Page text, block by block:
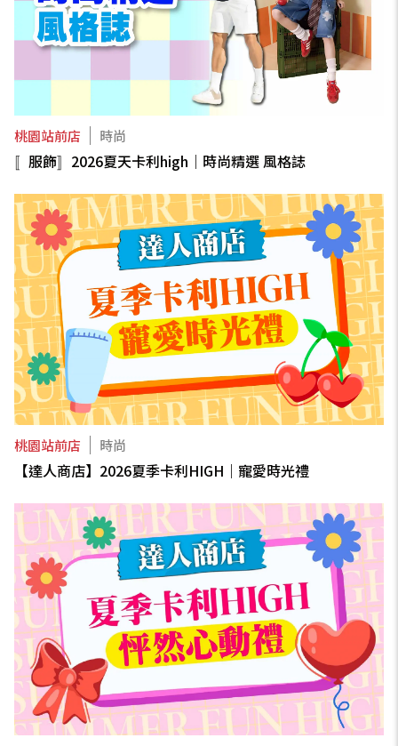
桃園站前店 時尚
〚服飾〛2026夏天卡利high｜時尚精選 風格誌
桃園站前店 時尚
【達人商店】2026夏季卡利HIGH｜寵愛時光禮